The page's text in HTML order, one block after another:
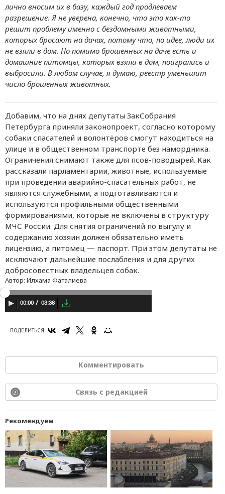
лично вносим их в базу, каждый год продлеваем
разрешение. Я не уверена, конечно, что это как-то
решит проблему именно с бездомными животными,
которых бросают на дачах, потому что, по идее, люди их
не взяли в дом. Но помимо брошенных на даче есть и
домашние питомцы, которых взяли в дом, поигрались и
выбросили. В любом случае, я думаю, реестр уменьшит
число брошенных животных.
Добавим, что на днях депутаты ЗакСобрания
Петербурга приняли законопроект, согласно которому
собаки спасателей и волонтёров смогут находиться на
улице и в общественном транспорте без намордника.
Ограничения снимают также для псов-поводырей. Как
рассказали парламентарии, животные, используемые
при проведении аварийно-спасательных работ, не
являются служебными, а подготавливаются и
используются профильными общественными
формированиями, которые не включены в структуру
МЧС России. Для снятия ограничений по выгулу и
содержанию хозяин должен обязательно иметь
лицензию, а питомец — паспорт. При этом депутаты не
исключают дальнейшие послабления и для других
добросовестных владельцев собак.
Автор: Илхама Фаталиева
00:00 03:38
ПОДЕЛИТЬСЯ
Комментировать
Связь с редакцией
Рекомендуем